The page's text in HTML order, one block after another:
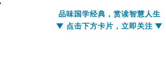
品味国学经典，赏读智慧人生
▼ 点击下方卡片， 立即关注 ▼